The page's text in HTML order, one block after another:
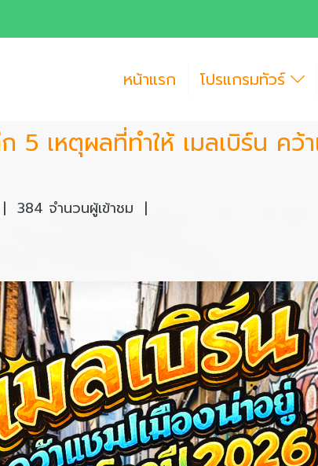
หน้าแรก โปรแกรมทัวร์
ก 5 เหตุผลที่ทำให้ เมลเบิร์น ค
| 384 จำนวนผู้เข้าชม |